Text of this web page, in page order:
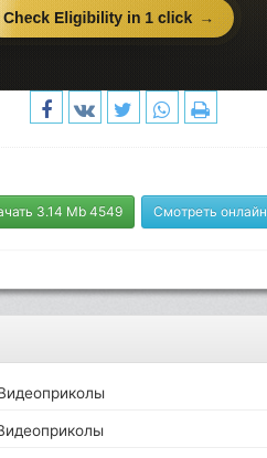
3.14 Mb 4549 Смотреть онлайн